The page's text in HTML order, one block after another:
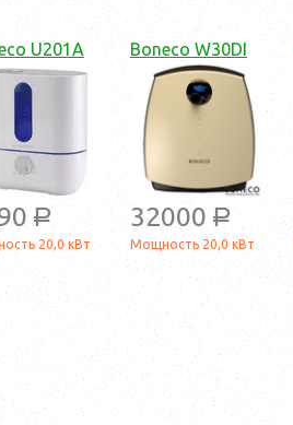
U201A
a
20,0 кВт
Boneco W30DI
32000 a
Мощность 20,0 кВт